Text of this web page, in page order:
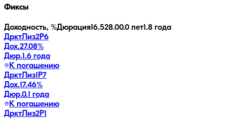
Фиксы
Доходность, %Дюрация16.528.00.0 лет1.8 года
ДрктЛиз2Р6
Дох.27.08%
Дюр.1.6 года
К погашению
ДрктЛиз1Р7
Дох.17.46%
Дюр.0.1 года
К погашению
ДрктЛиз2Р1